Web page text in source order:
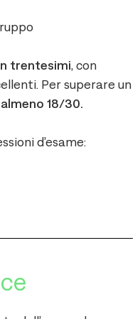
trentesimi, con
Per superare un
18/30.
d’esame: